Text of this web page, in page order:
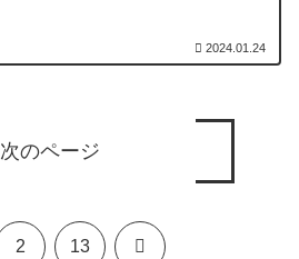
2024.01.24
次のページ
2 13 次